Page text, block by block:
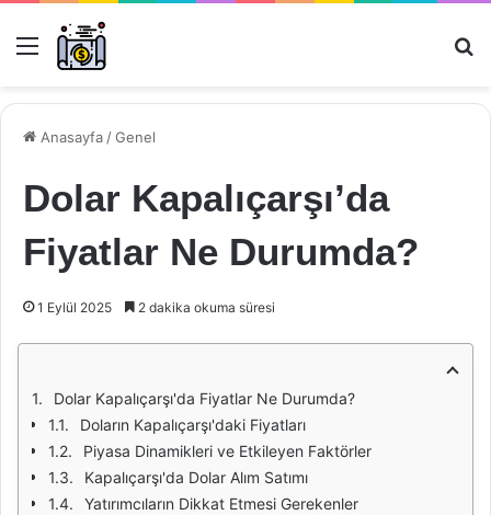
Menü
Anasayfa /Genel
Dolar Kapalıçarşı’da
Fiyatlar Ne Durumda?
1 Eylül 2025 2 dakika okuma süresi
Dolar Kapalıçarşı'da Fiyatlar Ne Durumda?
Doların Kapalıçarşı'daki Fiyatları
Piyasa Dinamikleri ve Etkileyen Faktörler
Kapalıçarşı'da Dolar Alım Satımı
Yatırımcıların Dikkat Etmesi Gerekenler